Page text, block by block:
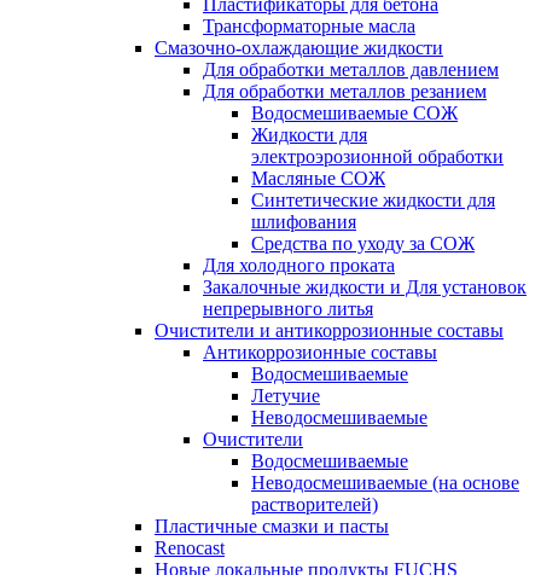
Пластификаторы для бетона
Трансформаторные масла
Смазочно-охлаждающие жидкости
Для обработки металлов давлением
Для обработки металлов резанием
Водосмешиваемые СОЖ
Жидкости для
электроэрозионной обработки
Масляные СОЖ
Синтетические жидкости для
шлифования
Средства по уходу за СОЖ
Для холодного проката
Закалочные жидкости и Для установок
непрерывного литья
Очистители и антикоррозионные составы
Антикоррозионные составы
Водосмешиваемые
Летучие
Неводосмешиваемые
Очистители
Водосмешиваемые
Неводосмешиваемые (на основе
растворителей)
Пластичные смазки и пасты
Renocast
Новые локальные продукты FUCHS